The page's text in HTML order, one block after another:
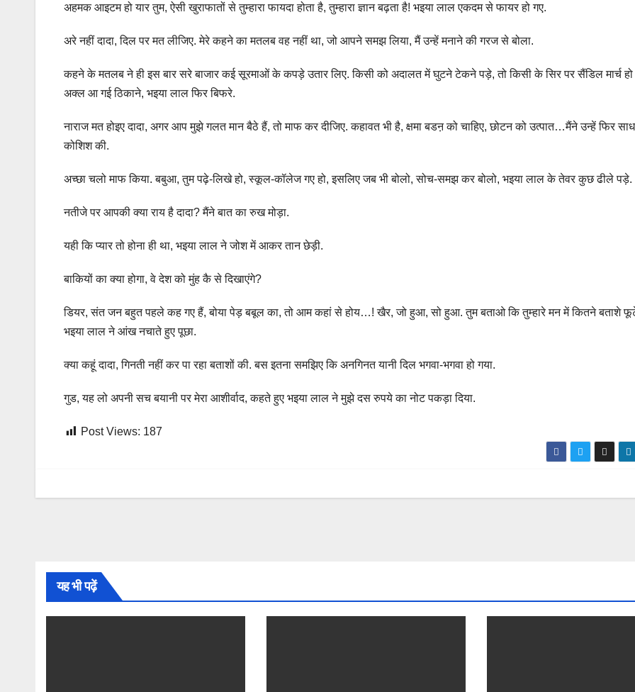
अहमक आइटम हो यार तुम, ऐसी खुराफातों से तुम्हारा फायदा होता है, तुम्हारा ज्ञान बढ़ता है! भइया लाल एकदम से फायर हो गए.
अरे नहीं दादा, दिल पर मत लीजिए. मेरे कहने का मतलब वह नहीं था, जो आपने समझ लिया, मैं उन्हें मनाने की गरज से बोला.
कहने के मतलब ने ही इस बार सरे बाजार कई सूरमाओं के कपड़े उतार लिए. किसी को अदालत में घुटने टेकने पड़े, तो किसी के सिर पर सैंडिल मार्च हो
अक्ल आ गई ठिकाने, भइया लाल फिर बिफरे.
नाराज मत होइए दादा, अगर आप मुझे गलत मान बैठे हैं, तो माफ कर दीजिए. कहावत भी है, क्षमा बडऩ को चाहिए, छोटन को उत्पात…मैंने उन्हें फिर
कोशिश की.
अच्छा चलो माफ किया. बबुआ, तुम पढ़े-लिखे हो, स्कूल-कॉलेज गए हो, इसलिए जब भी बोलो, सोच-समझ कर बोलो, भइया लाल के तेवर कुछ ढीले पड़े.
नतीजे पर आपकी क्या राय है दादा? मैंने बात का रुख मोड़ा.
यही कि प्यार तो होना ही था, भइया लाल ने जोश में आकर तान छेड़ी.
बाकियों का क्या होगा, वे देश को मुंह कै से दिखाएंगे?
डियर, संत जन बहुत पहले कह गए हैं, बोया पेड़ बबूल का, तो आम कहां से होय…! खैर, जो हुआ, सो हुआ. तुम बताओ कि तुम्हारे मन में कितने बताशे
भइया लाल ने आंख नचाते हुए पूछा.
क्या कहूं दादा, गिनती नहीं कर पा रहा बताशों की. बस इतना समझिए कि अनगिनत यानी दिल भगवा-भगवा हो गया.
गुड, यह लो अपनी सच बयानी पर मेरा आशीर्वाद, कहते हुए भइया लाल ने मुझे दस रुपये का नोट पकड़ा दिया.
Post Views: 187
यह भी पढ़ें